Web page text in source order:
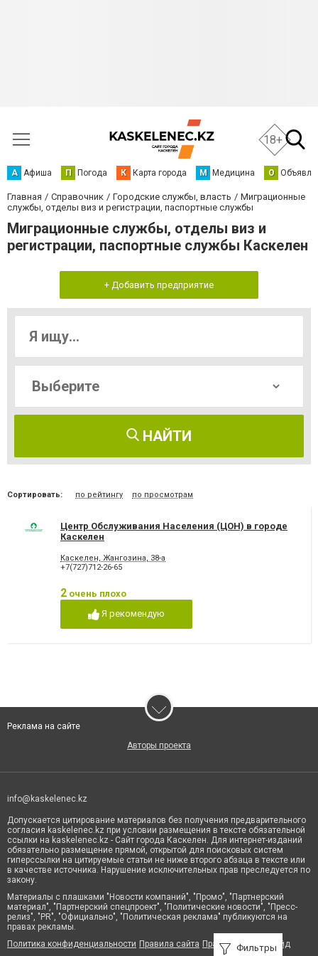
18+
А Афиша П Погода К Карта города М Медицина О
Главная Справочник Городские службы, власть
Миграционные
службы, отделы виз и регистрации, паспортные службы
Миграционные службы, отделы виз и
регистрации, паспортные службы Каскелен
+ Добавить предприятие
НАЙТИ
Сортировать: по рейтингу по просмотрам
Центр Обслуживания Населения (ЦОН) в городе
Каскелен
Каскелен, Жангозина, 38-а
+7(727)712-26-65
2 очень плохо
Я рекомендую
Фильтры
Реклама на сайте
Авторы проекта
info@kaskelenec.kz
Допускается цитирование материалов без получения предварительного
согласия kaskelenec.kz при условии размещения в тексте обязательной
ссылки на kaskelenec.kz - Сайт города Каскелен. Для интернет-изданий
обязательно размещение прямой, открытой для поисковых систем
гиперссылки на цитируемые статьи не ниже второго абзаца в тексте или
в качестве источника. Нарушение исключительных прав преследуется по
закону.
Материалы с плашками "Новости компаний", "Промо", "Партнерский
материал", "Партнерский спецпроект", "Политические новости", "Пресс-
релиз", "PR", "Официально", "Политическая реклама" публикуются на
правах рекламы.
Политика конфиденциальности Правила сайта Правила классифайд